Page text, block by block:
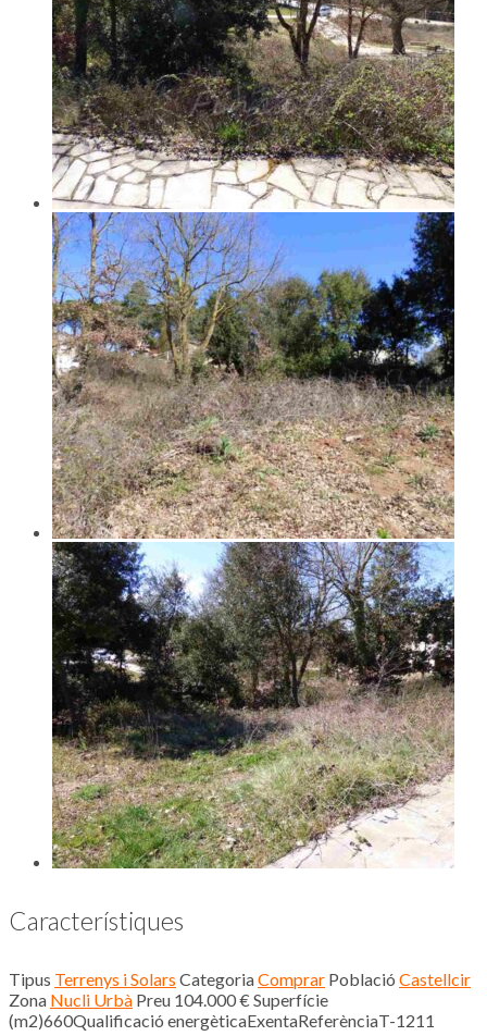
Característiques
Tipus Terrenys i Solars CategoriaComprar Població Castellcir
Zona Nucli Urbà Preu 104.000 €Superfície
(m2)660Qualificació energèticaExentaReferènciaT-1211